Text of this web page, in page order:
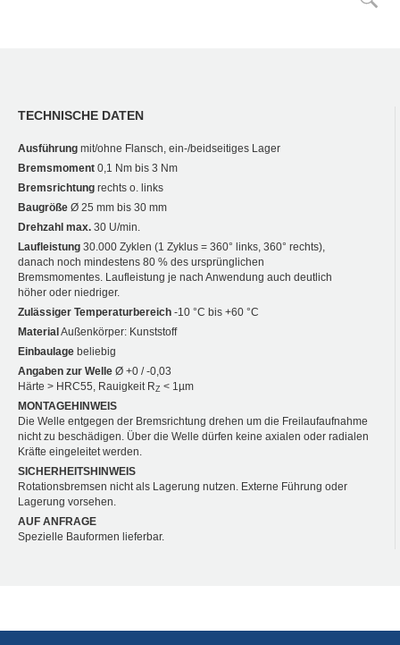
TECHNISCHE DATEN
Ausführung mit/ohne Flansch, ein-/beidseitiges Lager
Bremsmoment 0,1 Nm bis 3 Nm
Bremsrichtung rechts o. links
Baugröße Ø 25 mm bis 30 mm
Drehzahl max. 30 U/min.
Laufleistung 30.000 Zyklen (1 Zyklus = 360° links, 360° rechts),
danach noch mindestens 80 % des ursprünglichen
Bremsmomentes. Laufleistung je nach Anwendung auch deutlich
höher oder niedriger.
Zulässiger Temperaturbereich -10 °C bis +60 °C
MaterialAußenkörper: Kunststoff
Einbaulage beliebig
Angaben zur Welle Ø +0 / -0,03
Härte > HRC55, Rauigkeit RZ < 1µm
MONTAGEHINWEIS
Die Welle entgegen der Bremsrichtung drehen um die Freilaufaufnahme
nicht zu beschädigen. Über die Welle dürfen keine axialen oder radialen
Kräfte eingeleitet werden.
SICHERHEITSHINWEIS
Rotationsbremsen nicht als Lagerung nutzen. Externe Führung oder
Lagerung vorsehen.
AUF ANFRAGE
Spezielle Bauformen lieferbar.